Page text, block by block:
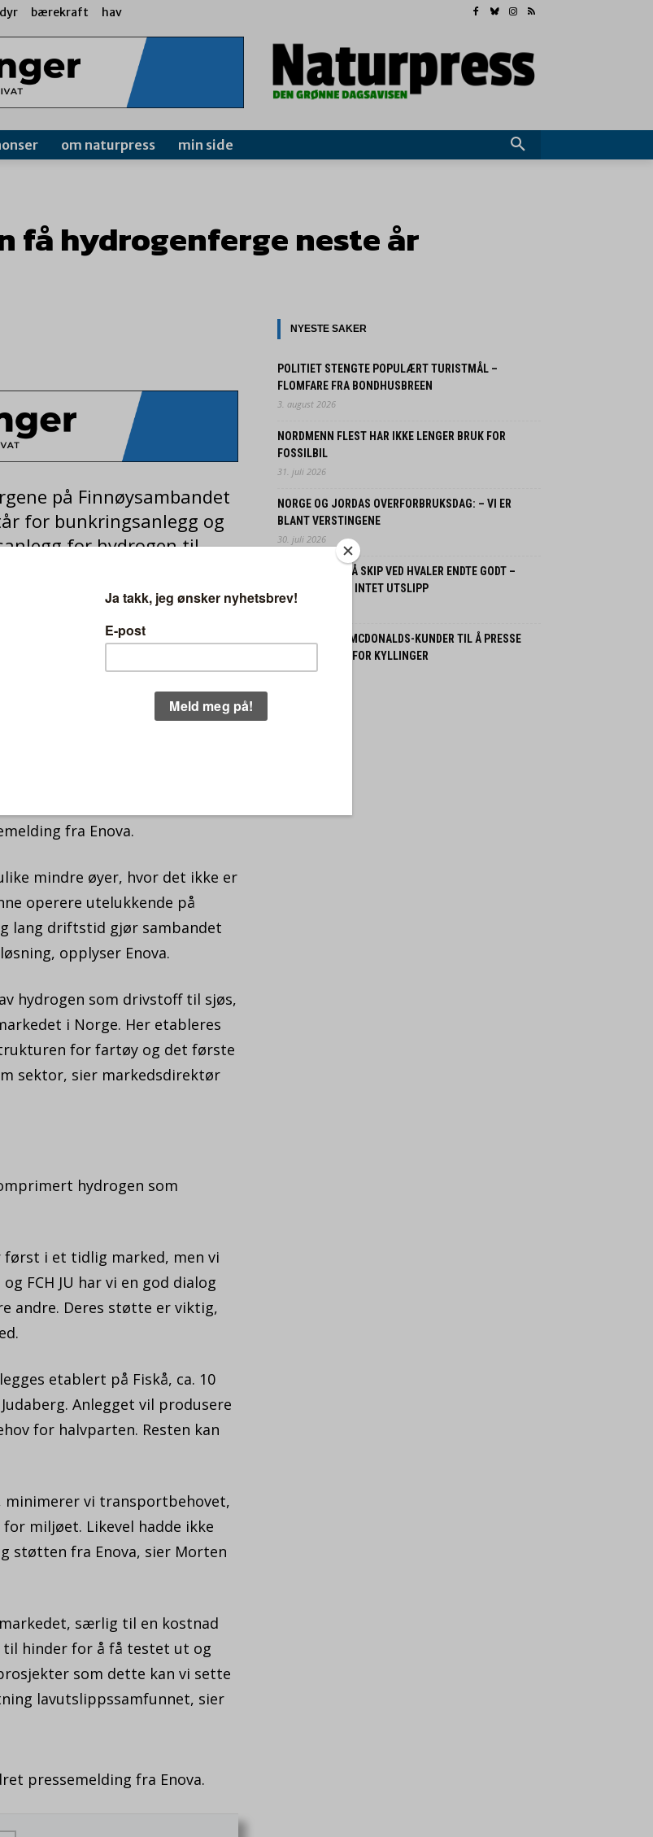
bærekraft hav
om naturpress min side
få hydrogenferge neste år
på Finnøysambandet
for bunkringsanlegg og
for hydrogen til
kroner. Etter planen vil
2022. Den endelige
for regjeringen.
fremover er det nødvendig
er et av svarene på hvordan
sitt prosjekt gir økt
hydrogen i ferger, sier klima-
fra Enova.
mindre øyer, hvor det ikke er
operere utelukkende på
lang driftstid gjør sambandet
opplyser Enova.
hydrogen som drivstoff til sjøs,
i Norge. Her etableres
for fartøy og det første
sektor, sier markedsdirektør
hydrogen som
i et tidlig marked, men vi
FCH JU har vi en god dialog
andre. Deres støtte er viktig,
etablert på Fiskå, ca. 10
Anlegget vil produsere
for halvparten. Resten kan
minimerer vi transportbehovet,
miljøet. Likevel hadde ikke
støtten fra Enova, sier Morten
særlig til en kostnad
hinder for å få testet ut og
som dette kan vi sette
lavutslippssamfunnet, sier
pressemelding fra Enova.
NYESTE SAKER
POLITIET STENGTE POPULÆRT TURISTMÅL –
FLOMFARE FRA BONDHUSBREEN
3. august 2026
NORDMENN FLEST HAR IKKE LENGER BRUK FOR
FOSSILBIL
31. juli 2026
NORGE OG JORDAS OVERFORBRUKSDAG: – VI ER
BLANT VERSTINGENE
30. juli 2026
EKSPLOSJON PÅ SKIP VED HVALER ENDTE GODT –
INGEN SKADDE, INTET UTSLIPP
29. juli 2026
OPPMUNTRER MCDONALDS-KUNDER TIL Å PRESSE
FRAM VELFERD FOR KYLLINGER
28. juli 2026